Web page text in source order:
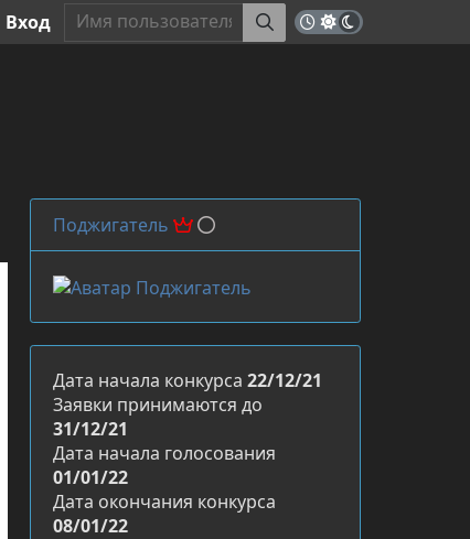
Вход
Поджигатель
Дата начала конкурса 22/12/21
Заявки принимаются до
31/12/21
Дата начала голосования
01/01/22
Дата окончания конкурса
08/01/22